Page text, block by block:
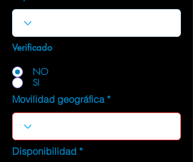
Verificado
NO
SI
Movilidad geográfica
Disponibilidad